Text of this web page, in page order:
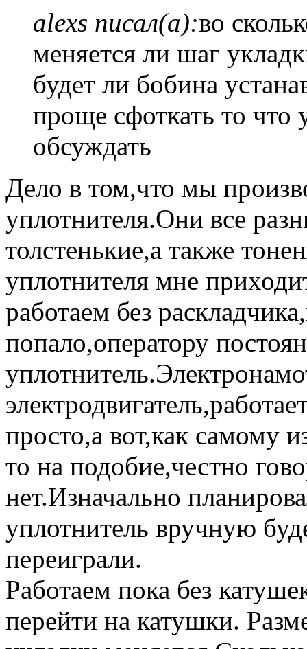
alexs писал(а):во
меняется ли шаг
будет ли бобина
проще сфоткать то что
обсуждать
Дело в том,что мы
уплотнителя.Они все
толстенькие,а также
уплотнителя мне
работаем без
попало,оператору
просто,а вот,как самому
то на подобие,честно
нет.Изначально
уплотнитель вручную
переиграли.
Работаем пока без
перейти на катушки.